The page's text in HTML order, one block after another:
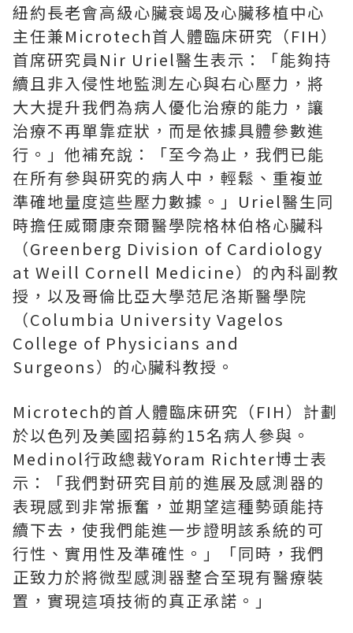
紐約長老會高級心臟衰竭及心臟移植中心
主任兼Microtech首人體臨床研究（FIH）
首席研究員Nir Uriel醫生表示：「能夠持
續且非入侵性地監測左心與右心壓力，將
大大提升我們為病人優化治療的能力，讓
治療不再單靠症狀，而是依據具體參數進
行。」他補充說：「至今為止，我們已能
在所有參與研究的病人中，輕鬆、重複並
準確地量度這些壓力數據。」Uriel醫生同
時擔任威爾康奈爾醫學院格林伯格心臟科
（Greenberg Division of Cardiology
at Weill Cornell Medicine）的內科副教
授，以及哥倫比亞大學范尼洛斯醫學院
（Columbia University Vagelos
College of Physicians and
Surgeons）的心臟科教授。
Microtech的首人體臨床研究（FIH）計劃
於以色列及美國招募約15名病人參與。
Medinol行政總裁Yoram Richter博士表
示：「我們對研究目前的進展及感測器的
表現感到非常振奮，並期望這種勢頭能持
續下去，使我們能進一步證明該系統的可
行性、實用性及準確性。」「同時，我們
正致力於將微型感測器整合至現有醫療裝
置，實現這項技術的真正承諾。」